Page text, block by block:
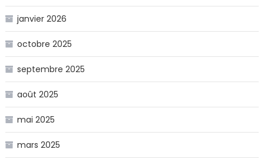
janvier 2026
octobre 2025
septembre 2025
août 2025
mai 2025
mars 2025